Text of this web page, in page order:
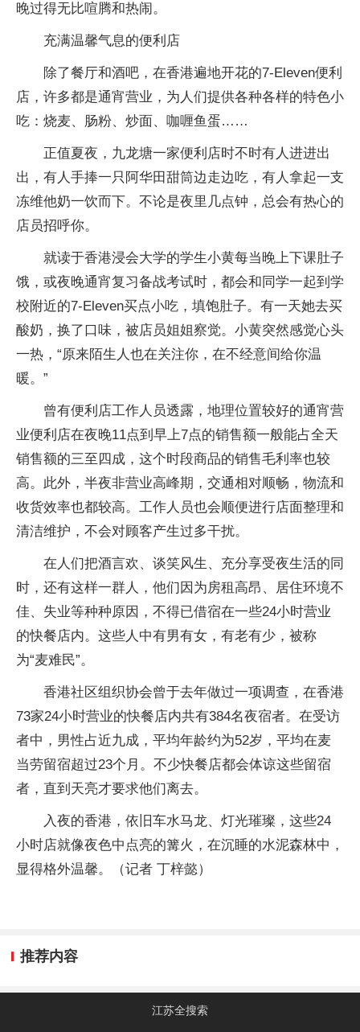
晚过得无比喧腾和热闹。
充满温馨气息的便利店
除了餐厅和酒吧，在香港遍地开花的7-Eleven便利
店，许多都是通宵营业，为人们提供各种各样的特色小
吃：烧麦、肠粉、炒面、咖喱鱼蛋……
正值夏夜，九龙塘一家便利店时不时有人进进出
出，有人手捧一只阿华田甜筒边走边吃，有人拿起一支
冻维他奶一饮而下。不论是夜里几点钟，总会有热心的
店员招呼你。
就读于香港浸会大学的学生小黄每当晚上下课肚子
饿，或夜晚通宵复习备战考试时，都会和同学一起到学
校附近的7-Eleven买点小吃，填饱肚子。有一天她去买
酸奶，换了口味，被店员姐姐察觉。小黄突然感觉心头
一热，“原来陌生人也在关注你，在不经意间给你温
暖。”
曾有便利店工作人员透露，地理位置较好的通宵营
业便利店在夜晚11点到早上7点的销售额一般能占全天
销售额的三至四成，这个时段商品的销售毛利率也较
高。此外，半夜非营业高峰期，交通相对顺畅，物流和
收货效率也都较高。工作人员也会顺便进行店面整理和
清洁维护，不会对顾客产生过多干扰。
在人们把酒言欢、谈笑风生、充分享受夜生活的同
时，还有这样一群人，他们因为房租高昂、居住环境不
佳、失业等种种原因，不得已借宿在一些24小时营业
的快餐店内。这些人中有男有女，有老有少，被称
为“麦难民”。
香港社区组织协会曾于去年做过一项调查，在香港
73家24小时营业的快餐店内共有384名夜宿者。在受访
者中，男性占近九成，平均年龄约为52岁，平均在麦
当劳留宿超过23个月。不少快餐店都会体谅这些留宿
者，直到天亮才要求他们离去。
入夜的香港，依旧车水马龙、灯光璀璨，这些24
小时店就像夜色中点亮的篝火，在沉睡的水泥森林中，
显得格外温馨。（记者 丁梓懿）
推荐内容
江苏全搜索